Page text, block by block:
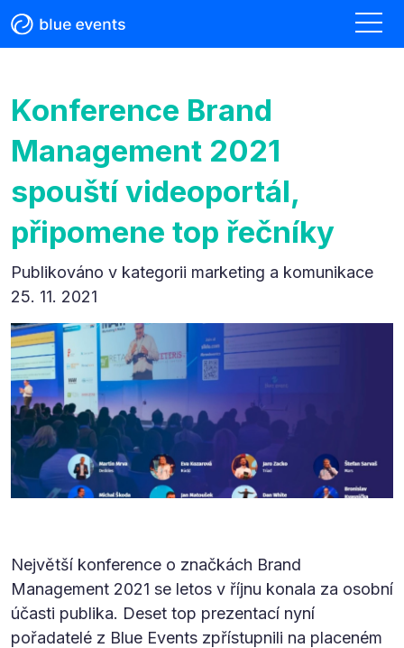
Konference Brand
Management 2021
spouští videoportál,
připomene top řečníky
Publikováno v kategorii marketing a komunikace
25. 11. 2021
Největší konference o značkách Brand
Management 2021 se letos v říjnu konala za osobní
účasti publika. Deset top prezentací nyní
pořadatelé z Blue Events zpřístupnili na placeném